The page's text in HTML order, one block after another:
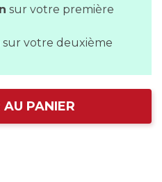
sur votre première
sur votre deuxième
PANIER